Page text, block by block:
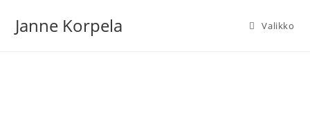
Janne Korpela Valikko